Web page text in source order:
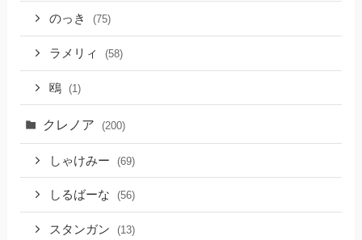
のっき (75)
ラメリィ (58)
鴎 (1)
クレノア (200)
しゃけみー (69)
しるばーな (56)
スタンガン (13)